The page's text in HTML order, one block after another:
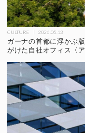
CULTURE 2026.05.13
ガーナの首都に浮かぶ
がけた自社オフィス〈